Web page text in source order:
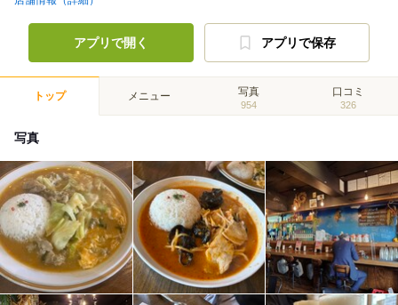
アプリで開く アプリで保存
トップ メニュー 写真
954
口コミ
326
写真